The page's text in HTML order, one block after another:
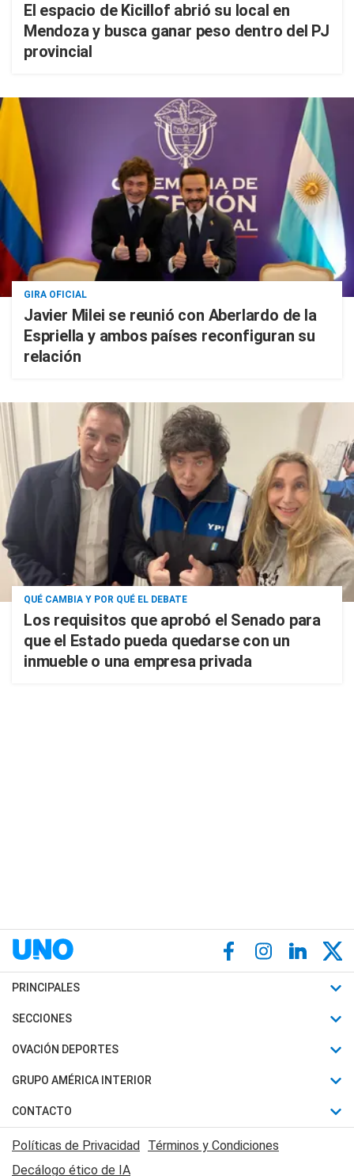
El espacio de Kicillof abrió su local en
Mendoza y busca ganar peso dentro del PJ
provincial
GIRA OFICIAL
Javier Milei se reunió con Aberlardo de la
Espriella y ambos países reconfiguran su
relación
QUÉ CAMBIA Y POR QUÉ EL DEBATE
Los requisitos que aprobó el Senado para
que el Estado pueda quedarse con un
inmueble o una empresa privada
PRINCIPALES
Últimas Noticias
Política
Judiciales
Economia
SECCIONES
Horóscopo
Motores
Trucos caseros
Series y Películas
OVACIÓN DEPORTES
Fútbol
Mundial
Automovilismo
Rugby
GRUPO AMÉRICA INTERIOR
Canal 7 en Vivo
CONTACTO
Acerca de Nosotros
Contactanos
Políticas de Privacidad
Términos y Condiciones
Decálogo ético de IA